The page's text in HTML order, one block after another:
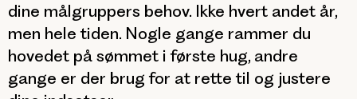
dine målgruppers behov. Ikke hvert andet år,
men hele tiden. Nogle gange rammer du
hovedet på sømmet i første hug, andre
gange er der brug for at rette til og justere